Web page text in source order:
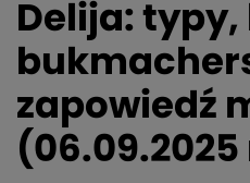
Delija:
zapowiedź
(06.09.2025